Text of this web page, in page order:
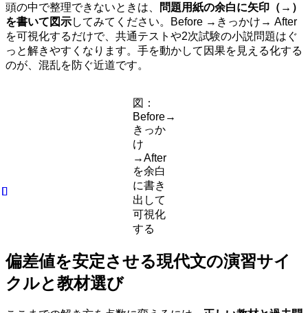
頭の中で整理できないときは、
問題用紙の余白に矢印（→）
を書いて図示してみてください。Before →きっかけ→ After
を可視化するだけで、共通テストや2次試験の小説問題はぐ
っと解きやすくなります。手を動かして因果を見える化する
のが、混乱を防ぐ近道です。
図：
Before→
きっか
け
→After
を余白
に書き
出して
可視化
する
偏差値を安定させる現代文の演習サイ
クルと教材選び